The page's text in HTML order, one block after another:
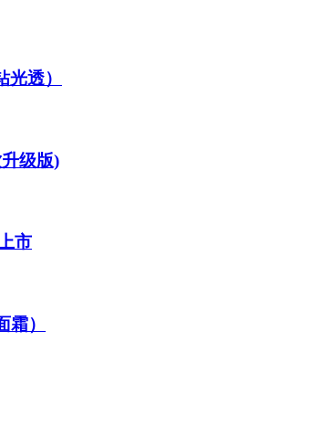
透）
级版)
市
）